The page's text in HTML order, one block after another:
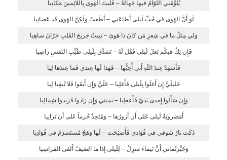
يُلَوِّمُني اللوّامُ فيها جَهالَةً – فَلَيتَ الهَوى بِاللائِمينَ مَكانِيا
لَوَ أَنَّ الهَوى في حُبِّ لَيلى أَطاعَني – أَطَعتُ وَلَكِنَّ الهَوى قَد عَصانِيا
وَلي مِثلُ ما في شِعرِ مَن كانَ ذا هَوىً – يَبيتُ جَريحَ القَلبِ حَرّانَ ساهِيا
فَإِن يَكُ فيكُم بَعلَ لَيلى فَقُل لَهُ – تَصَدَّق بِلَيلى طَيِّبِ النَفسِ راضِيا
فَأَشهَدُ عِندَ اللَهِ أَني أُحِبُّها – فَهَذا لَها عِندي فَما عِندَها لِيا
خَليلَيَّ إِن أَغلَوا بِلَيلى فَأَغلِيا – عَلَيَّ وَإِن أَبقَوا فَلا تُبقِيا لِيا
وَإِن سَأَلوا إِحدى يَدَيَّ فَأَعطِيا – يَميني وَإِن زادوا فَزيدوا شِمالِيا
أَمَضروبَةٌ لَيلى عَلى أَن أَزورُها – وَمُتَخِذٌ جُرماً عَلى أَن تَرانِيا
ذَكَت نارُ شَوقي في فُؤادي فَأَصبَحَت – لَها وَهَجٌ مُستَضرَمٌ في فُؤادِيا
وَخَبَّرتُماني أَنَّ تَيماءَ مَنزِلٌ – لِلَيلى إِذا ما الصَيفُ أَلقى المَراسِيا